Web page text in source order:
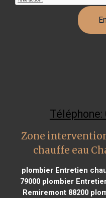
Téléphone:
Zone
chauffe eau
plombier Entretien
79000plombier
Remiremont 88200